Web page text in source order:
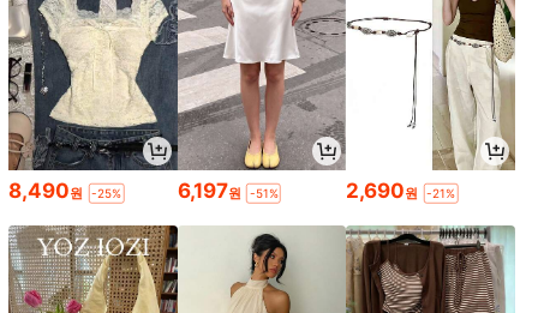
8,490원 -25% 6,197원 -51% 2,690원 -21%